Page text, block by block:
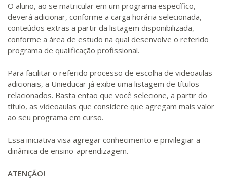
O aluno, ao se matricular em um programa específico,
deverá adicionar, conforme a carga horária selecionada,
conteúdos extras a partir da listagem disponibilizada,
conforme a área de estudo na qual desenvolve o referido
programa de qualificação profissional.
Para facilitar o referido processo de escolha de videoaulas
adicionais, a Unieducar já exibe uma listagem de títulos
relacionados. Basta então que você selecione, a partir do
título, as videoaulas que considere que agregam mais valor
ao seu programa em curso.
Essa iniciativa visa agregar conhecimento e privilegiar a
dinâmica de ensino-aprendizagem.
ATENÇÃO!